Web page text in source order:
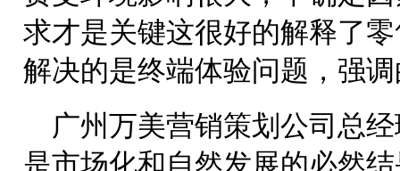
求才是关键这很好的解释了
解决的是终端体验问题，强
广州万美营销策划公司总
是市场化和自然发展的必然